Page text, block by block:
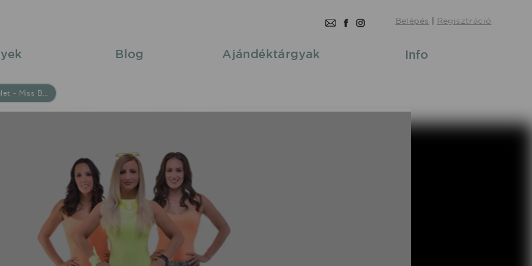
Belépés | Regisztráció
Blog Ajándéktárgyak Info
Bestiák Retro Őrület - Miss Bee 2026/06/14 00:30 Szeged Újszegedi Partfürdõ fellépés